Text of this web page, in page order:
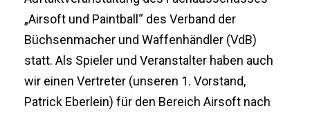
„Airsoft und Paintball“ des Verband der
Büchsenmacher und Waffenhändler (VdB)
statt. Als Spieler und Veranstalter haben auch
wir einen Vertreter (unseren 1. Vorstand,
Patrick Eberlein) für den Bereich Airsoft nach